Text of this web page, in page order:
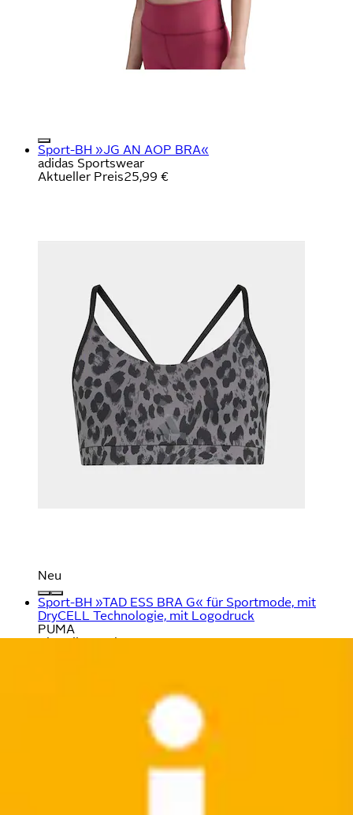
Sport-BH »JG AN AOP BRA«
adidas Sportswear
Aktueller Preis25,99 €
Neu
Sport-BH »TAD ESS BRA G« für Sportmode, mit
DryCELL Technologie, mit Logodruck
PUMA
Aktueller Preis25,99 €